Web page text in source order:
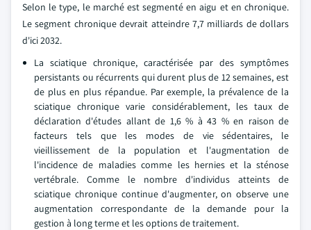
Selon le type, le marché est segmenté en aigu et en chronique.
Le segment chronique devrait atteindre 7,7 milliards de dollars
d'ici 2032.
La sciatique chronique, caractérisée par des symptômes
persistants ou récurrents qui durent plus de 12 semaines, est
de plus en plus répandue. Par exemple, la prévalence de la
sciatique chronique varie considérablement, les taux de
déclaration d'études allant de 1,6 % à 43 % en raison de
facteurs tels que les modes de vie sédentaires, le
vieillissement de la population et l'augmentation de
l'incidence de maladies comme les hernies et la sténose
vertébrale. Comme le nombre d'individus atteints de
sciatique chronique continue d'augmenter, on observe une
augmentation correspondante de la demande pour la
gestion à long terme et les options de traitement.